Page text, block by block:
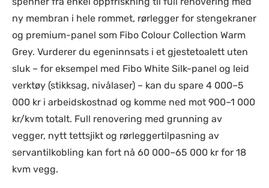
ny membran i hele rommet, rørlegger for stengekraner
og premium-panel som Fibo Colour Collection Warm
Grey. Vurderer du egeninnsats i et gjestetoalett uten
sluk – for eksempel med Fibo White Silk-panel og leid
verktøy (stikksag, nivålaser) – kan du spare 4 000–5
000 kr i arbeidskostnad og komme ned mot 900–1 000
kr/kvm totalt. Full renovering med grunning av
vegger, nytt tettsjikt og rørleggertilpasning av
servantilkobling kan fort nå 60 000–65 000 kr for 18
kvm vegg.